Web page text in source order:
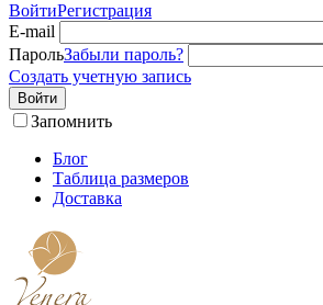
ВойтиРегистрация
E-mail
ПарольЗабыли пароль?
Создать учетную запись
Войти
Запомнить
Блог
Таблица размеров
Доставка